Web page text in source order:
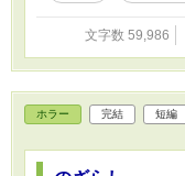
文字数 59,986
ホラー 完結 短編